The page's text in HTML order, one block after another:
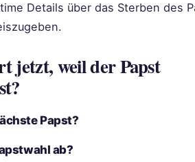
Details über das Sterben des
jetzt, weil der Papst
Papst?
ab?